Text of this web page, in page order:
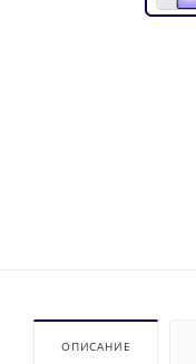
ОПИСАНИЕ